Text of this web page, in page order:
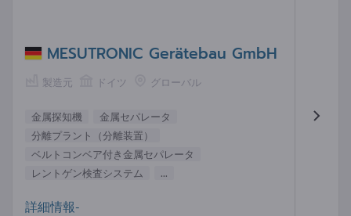
MESUTRONIC Gerätebau GmbH
製造元 ドイツ グローバル
金属探知機
金属セパレータ
分離プラント（分離装置）
ベルトコンベア付き金属セパレータ
レントゲン検査システム
...
詳細情報-